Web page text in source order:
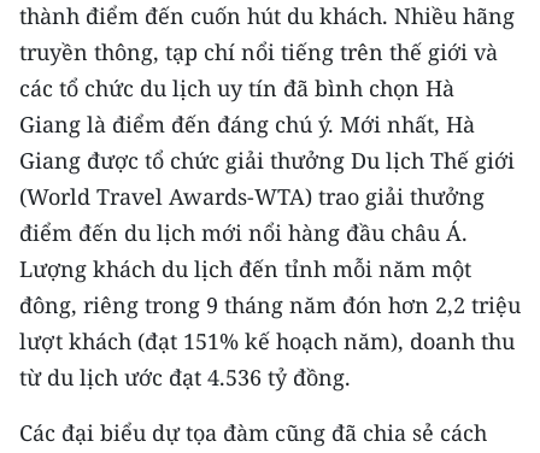
FRANÇAIS
РУССКИЙ
ESPAÑOL
한국어
thành điểm đến cuốn hút du khách. Nhiều hãng
truyền thông, tạp chí nổi tiếng trên thế giới và
các tổ chức du lịch uy tín đã bình chọn Hà
Giang là điểm đến đáng chú ý. Mới nhất, Hà
Giang được tổ chức giải thưởng Du lịch Thế giới
(World Travel Awards-WTA) trao giải thưởng
điểm đến du lịch mới nổi hàng đầu châu Á.
Lượng khách du lịch đến tỉnh mỗi năm một
đông, riêng trong 9 tháng năm đón hơn 2,2 triệu
lượt khách (đạt 151% kế hoạch năm), doanh thu
từ du lịch ước đạt 4.536 tỷ đồng.
Các đại biểu dự tọa đàm cũng đã chia sẻ cách